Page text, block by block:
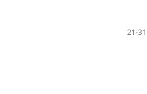
21-31